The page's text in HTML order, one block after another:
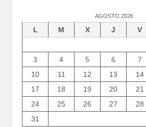
AGOSTO 2026
L M X J V
3
4 5 6 7
10
11 12 13 14
17
18 19 20 21
24
25 26 27 28
31